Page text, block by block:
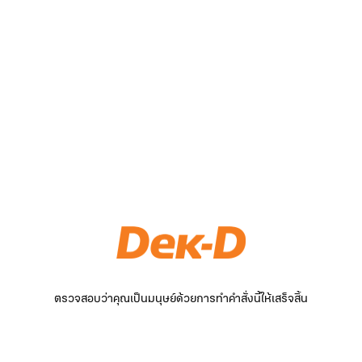
ตรวจสอบว่าคุณเป็นมนุษย์ด้วยการทำคำสั่งนี้ให้เสร็จสิ้น